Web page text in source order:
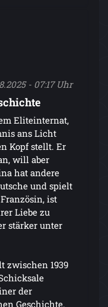
- 07:17 Uhr
Eliteinternat,
ans Licht
Kopf stellt. Er
will aber
hat andere
und spielt
ist
Liebe zu
stärker unter
zwischen 1939
der
Geschichte.